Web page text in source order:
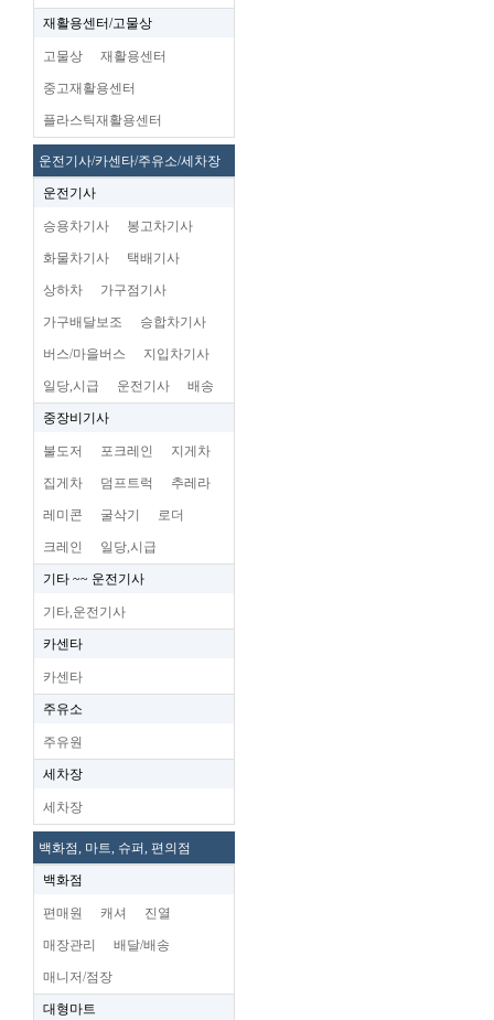
재활용센터/고물상
고물상 재활용센터
중고재활용센터
플라스틱재활용센터
운전기사/카센타/주유소/세차장
운전기사
승용차기사 봉고차기사
화물차기사 택배기사
상하차 가구점기사
가구배달보조 승합차기사
버스/마을버스 지입차기사
일당,시급 운전기사 배송
중장비기사
불도저 포크레인 지게차
집게차 덤프트럭 추레라
레미콘 굴삭기 로더
크레인 일당,시급
기타 ~~ 운전기사
기타,운전기사
카센타
카센타
주유소
주유원
세차장
세차장
백화점, 마트, 슈퍼, 편의점
백화점
편매원 캐셔 진열
매장관리 배달/배송
매니저/점장
대형마트